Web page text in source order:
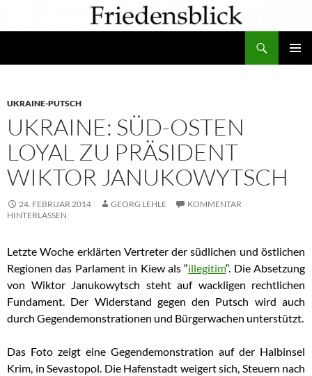
UKRAINE-PUTSCH
UKRAINE: SÜD-OSTEN
LOYAL ZU PRÄSIDENT
WIKTOR JANUKOWYTSCH
24. FEBRUAR 2014 GEORG LEHLE
KOMMENTAR
HINTERLASSEN
Letzte Woche erklärten Vertreter der südlichen und östlichen
Regionen das Parlament in Kiew als “illegitim“. Die Absetzung
von Wiktor Janukowytsch steht auf wackligen rechtlichen
Fundament. Der Widerstand gegen den Putsch wird auch
durch Gegendemonstrationen und Bürgerwachen unterstützt.
Das Foto zeigt eine Gegendemonstration auf der Halbinsel
Krim, in Sevastopol. Die Hafenstadt weigert sich, Steuern nach